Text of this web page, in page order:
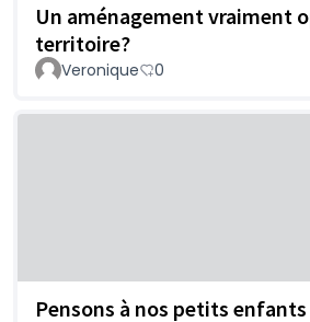
Un aménagement vraiment
territoire?
Veronique 0
Pensons à nos petits